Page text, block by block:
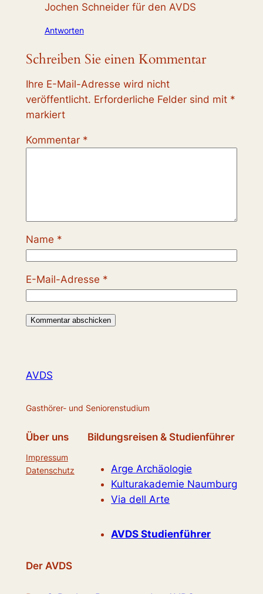
Jochen Schneider für den AVDS
Antworten
Schreiben Sie einen Kommentar
Ihre E-Mail-Adresse wird nicht
veröffentlicht. Erforderliche Felder sind mit *
markiert
Kommentar *
Name *
E-Mail-Adresse *
AVDS
Gasthörer- und Seniorenstudium
Über uns
Impressum
Datenschutz
Bildungsreisen & Studienführer
Arge Archäologie
Kulturakademie Naumburg
Via dell Arte
AVDS Studienführer
Der AVDS